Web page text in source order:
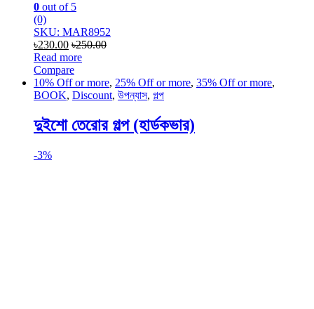
0 out of 5
(0)
SKU: MAR8952
৳230.00 ৳250.00
Read more
Compare
10% Off or more, 25% Off or more, 35% Off or more,
BOOK, Discount, উপন্যাস, গল্প
দুইশো তেরোর গল্প (হার্ডকভার)
-3%